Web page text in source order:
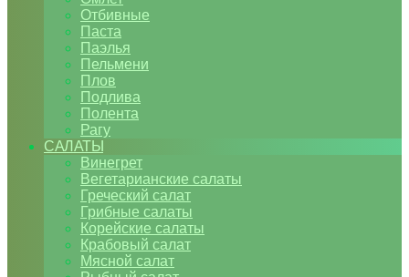
Отбивные
Паста
Паэлья
Пельмени
Плов
Подлива
Полента
Рагу
САЛАТЫ
Винегрет
Вегетарианские салаты
Греческий салат
Грибные салаты
Корейские салаты
Крабовый салат
Мясной салат